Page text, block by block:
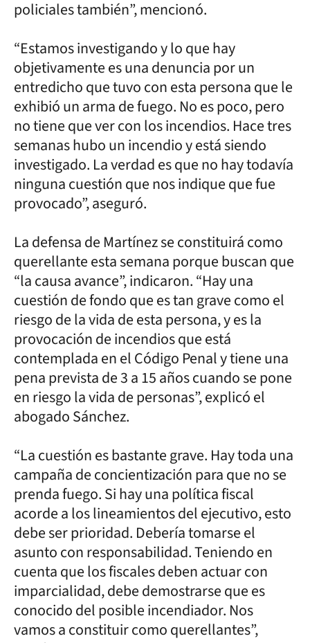
policiales también”, mencionó.
“Estamos investigando y lo que hay
objetivamente es una denuncia por un
entredicho que tuvo con esta persona que le
exhibió un arma de fuego. No es poco, pero
no tiene que ver con los incendios. Hace tres
semanas hubo un incendio y está siendo
investigado. La verdad es que no hay todavía
ninguna cuestión que nos indique que fue
provocado”, aseguró.
La defensa de Martínez se constituirá como
querellante esta semana porque buscan que
“la causa avance”, indicaron. “Hay una
cuestión de fondo que es tan grave como el
riesgo de la vida de esta persona, y es la
provocación de incendios que está
contemplada en el Código Penal y tiene una
pena prevista de 3 a 15 años cuando se pone
en riesgo la vida de personas”, explicó el
abogado Sánchez.
“La cuestión es bastante grave. Hay toda una
campaña de concientización para que no se
prenda fuego. Si hay una política fiscal
acorde a los lineamientos del ejecutivo, esto
debe ser prioridad. Debería tomarse el
asunto con responsabilidad. Teniendo en
cuenta que los fiscales deben actuar con
imparcialidad, debe demostrarse que es
conocido del posible incendiador. Nos
vamos a constituir como querellantes”,